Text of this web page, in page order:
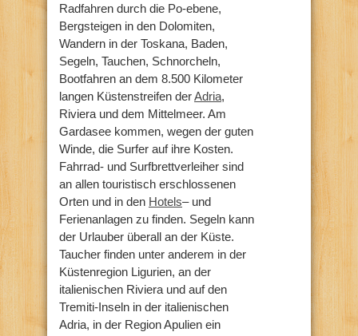
Radfahren durch die Po-ebene,
Bergsteigen in den Dolomiten,
Wandern in der Toskana, Baden,
Segeln, Tauchen, Schnorcheln,
Bootfahren an dem 8.500 Kilometer
langen Küstenstreifen derAdria,
Riviera und dem Mittelmeer. Am
Gardasee kommen, wegen der guten
Winde, die Surfer auf ihre Kosten.
Fahrrad- und Surfbrettverleiher sind
an allen touristisch erschlossenen
Orten und in den Hotels– und
Ferienanlagen zu finden. Segeln kann
der Urlauber überall an der Küste.
Taucher finden unter anderem in der
Küstenregion Ligurien, an der
italienischen Riviera und auf den
Tremiti-Inseln in der italienischen
Adria, in der Region Apulien ein